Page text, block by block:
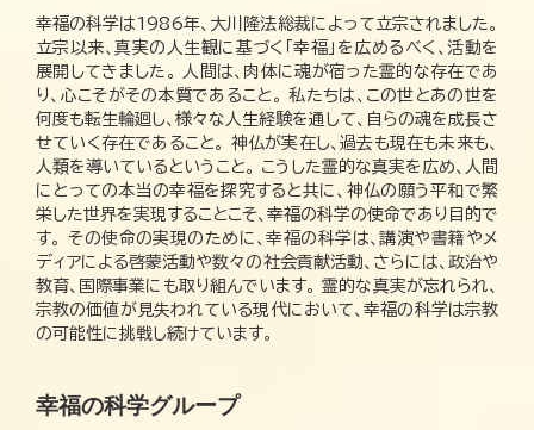
幸福の科学は1986年、大川隆法総裁によって立宗されました。
立宗以来、真実の人生観に基づく「幸福」を広めるべく、活動を
展開してきました。 人間は、肉体に魂が宿った霊的な存在であ
り、心こそがその本質であること。 私たちは、この世とあの世を
何度も転生輪廻し、様々な人生経験を通して、自らの魂を成長さ
せていく存在であること。 神仏が実在し、過去も現在も未来も、
人類を導いているということ。 こうした霊的な真実を広め、人間
にとっての本当の幸福を探究すると共に、神仏の願う平和で繁
栄した世界を実現することこそ、幸福の科学の使命であり目的で
す。 その使命の実現のために、幸福の科学は、講演や書籍やメ
ディアによる啓蒙活動や数々の社会貢献活動、さらには、政治や
教育、国際事業にも取り組んでいます。 霊的な真実が忘れられ、
宗教の価値が見失われている現代において、幸福の科学は宗教
の可能性に挑戦し続けています。
幸福の科学グループ